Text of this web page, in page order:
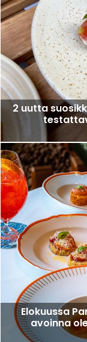
2 uutta
Elokuussa
avoinna